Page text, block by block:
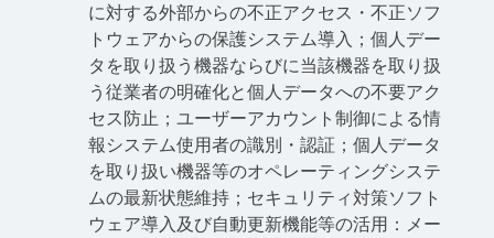
に対する外部からの不正アクセス・不正ソフ
トウェアからの保護システム導入；個人デー
タを取り扱う機器ならびに当該機器を取り扱
う従業者の明確化と個人データへの不要アク
セス防止；ユーザーアカウント制御による情
報システム使用者の識別・認証；個人データ
を取り扱い機器等のオペレーティングシステ
ムの最新状態維持；セキュリティ対策ソフト
ウェア導入及び自動更新機能等の活用：メー